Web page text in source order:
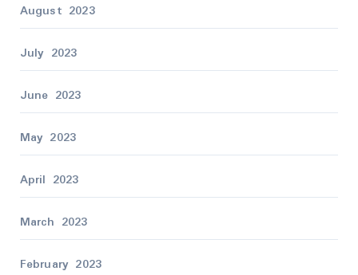
August 2023
July 2023
June 2023
May 2023
April 2023
March 2023
February 2023